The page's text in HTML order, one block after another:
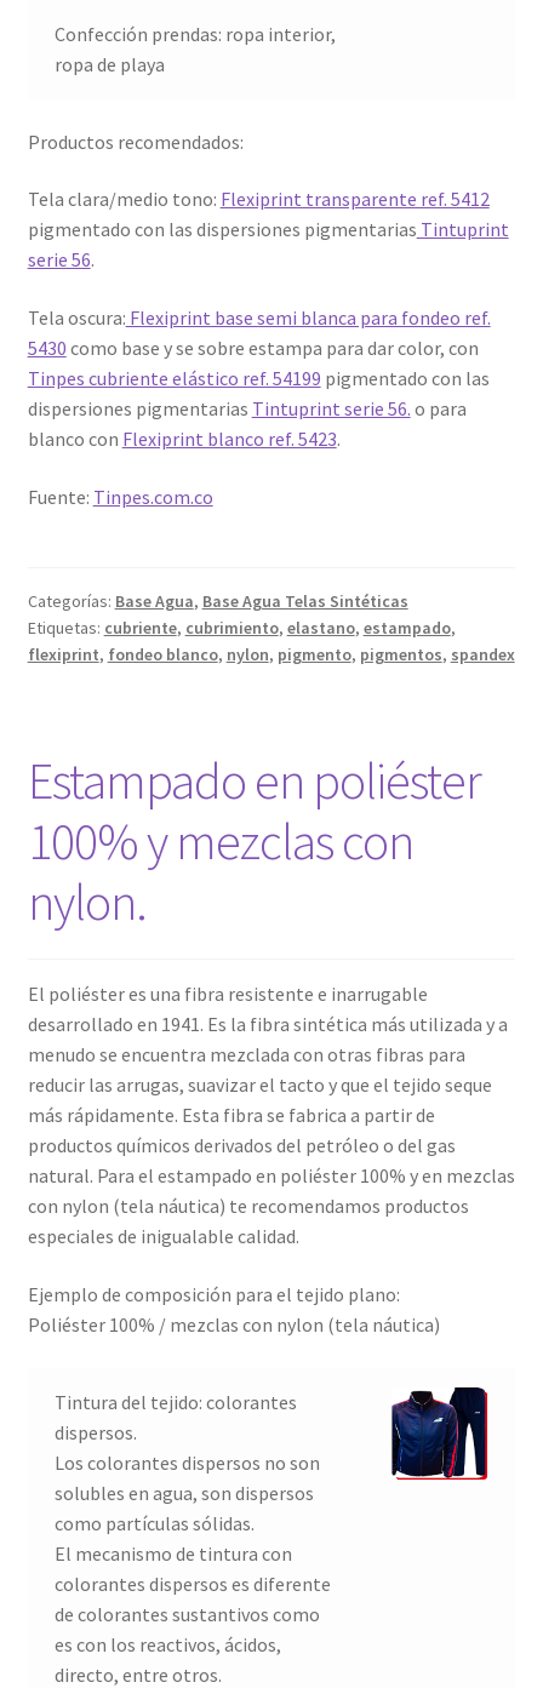
Confección prendas: ropa interior,
ropa de playa
Productos recomendados:
Tela clara/medio tono: Flexiprint transparente ref. 5412
pigmentado con las dispersiones pigmentarias Tintuprint
serie 56.
Tela oscura: Flexiprint base semi blanca para fondeo ref.
5430 como base y se sobre estampa para dar color, con
Tinpes cubriente elástico ref. 54199 pigmentado con las
dispersiones pigmentarias Tintuprint serie 56. o para
blanco con Flexiprint blanco ref. 5423.
Fuente: Tinpes.com.co
Categorías: Base Agua, Base Agua Telas Sintéticas
Etiquetas: cubriente, cubrimiento, elastano, estampado,
flexiprint, fondeo blanco, nylon, pigmento, pigmentos, spandex
Estampado en poliéster
100% y mezclas con
nylon.
El poliéster es una fibra resistente e inarrugable
desarrollado en 1941. Es la fibra sintética más utilizada y a
menudo se encuentra mezclada con otras fibras para
reducir las arrugas, suavizar el tacto y que el tejido seque
más rápidamente. Esta fibra se fabrica a partir de
productos químicos derivados del petróleo o del gas
natural. Para el estampado en poliéster 100% y en mezclas
con nylon (tela náutica) te recomendamos productos
especiales de inigualable calidad.
Ejemplo de composición para el tejido plano:
Poliéster 100% / mezclas con nylon (tela náutica)
Tintura del tejido: colorantes
dispersos.
Los colorantes dispersos no son
solubles en agua, son dispersos
como partículas sólidas.
El mecanismo de tintura con
colorantes dispersos es diferente
de colorantes sustantivos como
es con los reactivos, ácidos,
directo, entre otros.